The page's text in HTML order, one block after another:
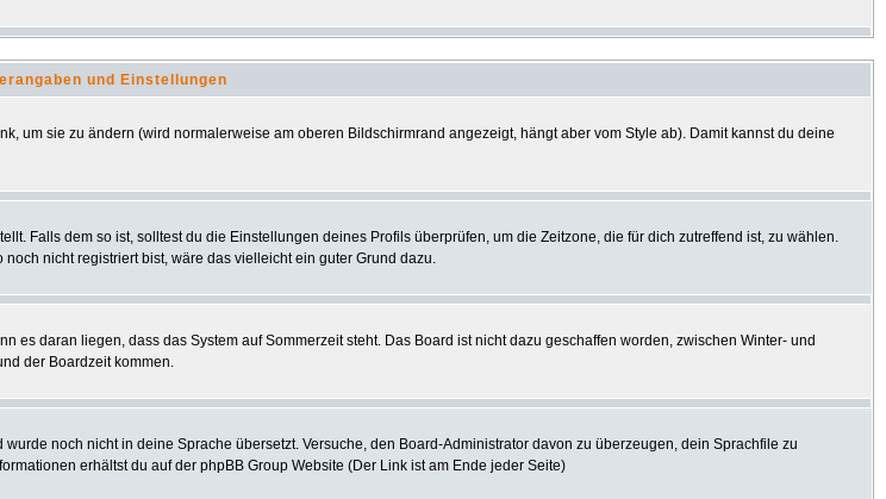
und Einstellungen
um sie zu ändern (wird normalerweise am oberen Bildschirmrand angezeigt, hängt aber vom Style ab). Damit kannst du deine
Falls dem so ist, solltest du die Einstellungen deines Profils überprüfen, um die Zeitzone, die für dich zutreffend ist, zu wählen.
nicht registriert bist, wäre das vielleicht ein guter Grund dazu.
daran liegen, dass das System auf Sommerzeit steht. Das Board ist nicht dazu geschaffen worden, zwischen Winter- und
der Boardzeit kommen.
noch nicht in deine Sprache übersetzt. Versuche, den Board-Administrator davon zu überzeugen, dein Sprachfile zu
erhältst du auf der phpBB Group Website (Der Link ist am Ende jeder Seite)